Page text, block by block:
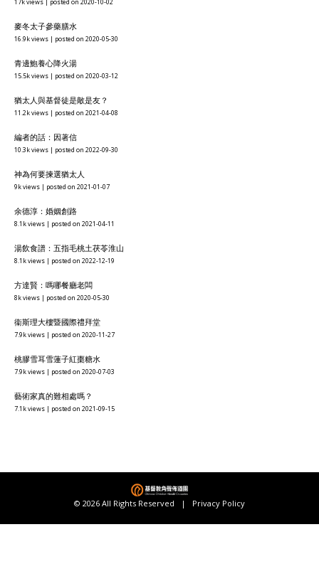
17k views | posted on 2020-10-02
麥冬太子參藥膳水
16.9k views | posted on 2020-05-30
青邊鮑養心降火湯
15.5k views | posted on 2020-03-12
猶太人與基督徒是敵是友？
11.2k views | posted on 2021-04-08
編者的話：因著信
10.3k views | posted on 2022-09-30
神為何要揀選猶太人
9k views | posted on 2021-01-07
余德淳：婚姻創路
8.1k views | posted on 2021-04-11
湯飲食譜：五指毛桃土茯苓淮山
8.1k views | posted on 2022-12-19
方達賢：嗎哪餐廳老闆
8k views | posted on 2020-05-30
衞斯理大樓暨國際禮拜堂
7.9k views | posted on 2020-11-27
桃膠雪耳雪蓮子紅棗糖水
7.9k views | posted on 2020-07-03
藝術家真的難相處嗎？
7.1k views | posted on 2021-09-15
© 2026 All Rights Reserved | Privacy Policy